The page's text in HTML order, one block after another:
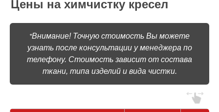
Цены на химчистку кресел
*Внимание! Точную стоимость Вы можете
узнать после консультации у менеджера по
телефону. Стоимость зависит от состава
ткани, типа изделий и вида чистки.